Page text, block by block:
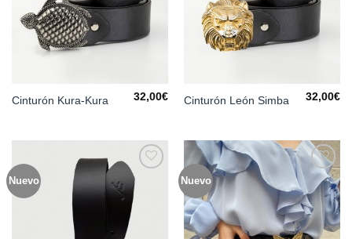
Cinturón Kura-Kura 32,00€ Cinturón León Simba 32,00€
Nuevo
Añadir
lista de
deseos
Nuevo
Añadir
a la
lista de
deseos